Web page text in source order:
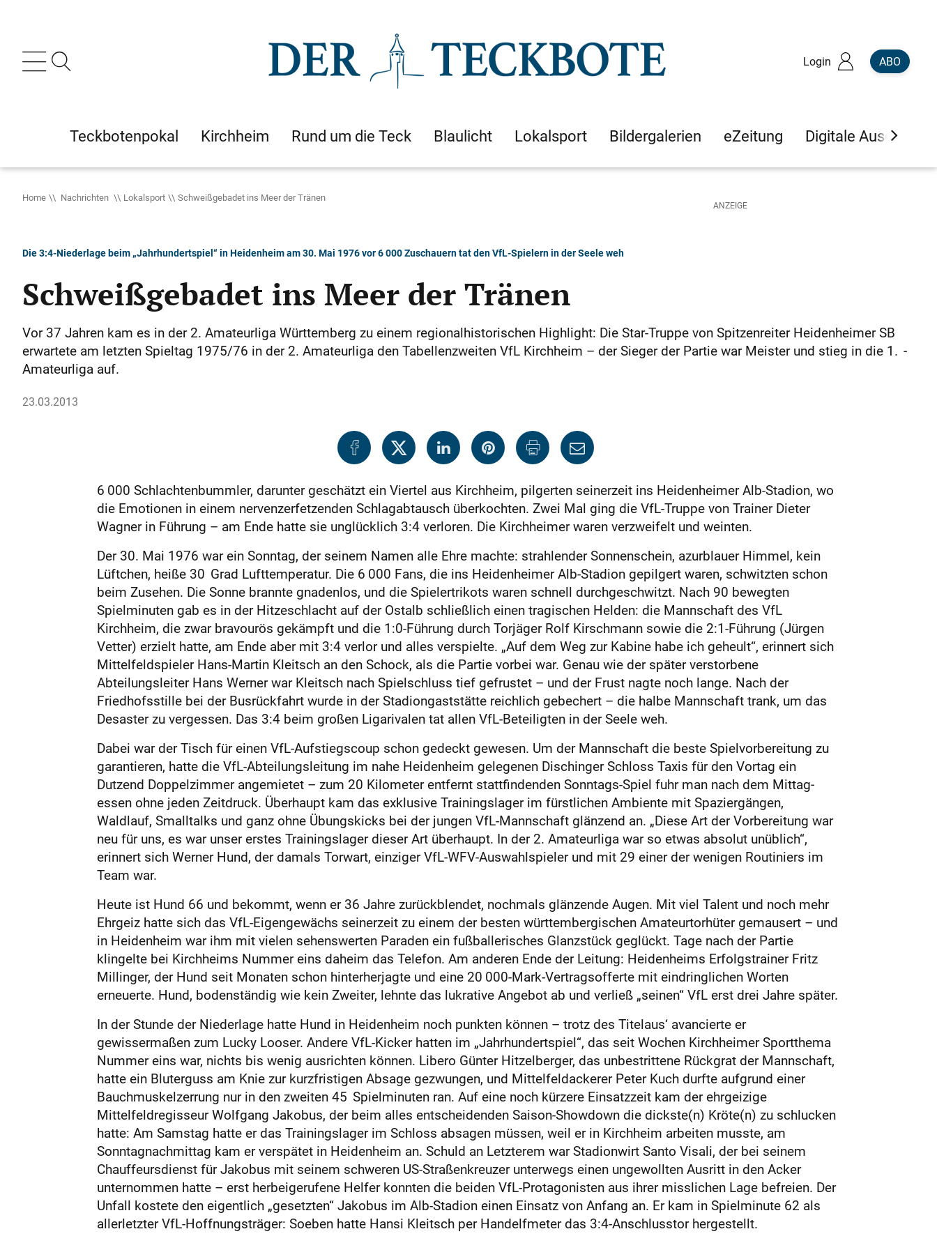
Login ABO
Teckbotenpokal Kirchheim Rund um die Teck Blaulicht Lokalsport Bildergalerien eZeitung Digitale Ausgaben
Home Nachrichten Lokalsport Schweißgebadet ins Meer der Tränen
Die 3:4-Niederlage beim „Jahrhundertspiel“ in Heidenheim am 30. Mai 1976 vor 6 000 Zuschauern tat den VfL-Spielern in der Seele weh
Schweißgebadet ins Meer der Tränen
Vor 37 Jahren kam es in der 2. Amateurliga Württemberg zu einem regionalhistorischen Highlight: Die Star-Truppe von Spitzenreiter Heidenheimer SB
erwartete am letzten Spieltag 1975/76 in der 2. Amateurliga den Tabellenzweiten VfL Kirchheim – der Sieger der Partie war Meister und stieg in die 1. ­
Amateurliga auf.
23.03.2013
6 000 Schlachtenbummler, darunter geschätzt ein Viertel aus Kirchheim, pilgerten seinerzeit ins Heidenheimer Alb-Stadion, wo
die Emotionen in einem nervenzerfetzenden Schlagabtausch überkochten. Zwei Mal ging die VfL-Truppe von Trainer Dieter
Wagner in Führung – am Ende hatte sie unglücklich 3:4 verloren. Die Kirchheimer waren verzweifelt und weinten.
Der 30. Mai 1976 war ein Sonntag, der seinem Namen alle Ehre machte: strahlender Sonnenschein, azurblauer Himmel, kein
Lüftchen, heiße 30 Grad Lufttemperatur. Die 6 000 Fans, die ins Heidenheimer Alb-Stadion gepilgert waren, schwitzten schon
beim Zusehen. Die Sonne brannte gnadenlos, und die Spielertrikots waren schnell durchgeschwitzt. Nach 90 bewegten
Spielminuten gab es in der Hitzeschlacht auf der Ostalb schließlich einen tragischen Helden: die Mannschaft des VfL
Kirchheim, die zwar bravourös gekämpft und die 1:0-Führung durch Torjäger Rolf Kirschmann sowie die 2:1-Führung (Jürgen
Vetter) erzielt hatte, am Ende aber mit 3:4 verlor und alles verspielte. „Auf dem Weg zur Kabine habe ich geheult“, erinnert sich
Mittelfeldspieler Hans-Martin Kleitsch an den Schock, als die Partie vorbei war. Genau wie der später verstorbene
Abteilungsleiter Hans Werner war Kleitsch nach Spielschluss tief gefrustet – und der Frust nagte noch lange. Nach der
Friedhofsstille bei der Busrückfahrt wurde in der Stadiongaststätte reichlich gebechert – die halbe Mannschaft trank, um das
Desaster zu vergessen. Das 3:4 beim großen Ligarivalen tat allen VfL-Beteiligten in der Seele weh.
Dabei war der Tisch für einen VfL-Aufstiegscoup schon gedeckt gewesen. Um der Mannschaft die beste Spielvorbereitung zu
garantieren, hatte die VfL-Abteilungsleitung im nahe Heidenheim gelegenen Dischinger Schloss Taxis für den Vortag ein
Dutzend Doppelzimmer angemietet – zum 20 Kilometer entfernt stattfindenden Sonntags-Spiel fuhr man nach dem Mittag­
essen ohne jeden Zeitdruck. Überhaupt kam das exklusive Trainingslager im fürstlichen Ambiente mit Spaziergängen,
Waldlauf, Smalltalks und ganz ohne Übungskicks bei der jungen VfL-Mannschaft glänzend an. „Diese Art der Vorbereitung war
neu für uns, es war unser erstes Trainingslager dieser Art überhaupt. In der 2. Amateurliga war so etwas absolut unüblich“,
erinnert sich Werner Hund, der damals Torwart, einziger VfL-WFV-Auswahlspieler und mit 29 einer der wenigen Routiniers im
Team war.
Heute ist Hund 66 und bekommt, wenn er 36 Jahre zurückblendet, nochmals glänzende Augen. Mit viel Talent und noch mehr
Ehrgeiz hatte sich das VfL-Eigengewächs seinerzeit zu einem der besten württembergischen Amateurtorhüter gemausert – und
in Heidenheim war ihm mit vielen sehenswerten Paraden ein fußballerisches Glanzstück geglückt. Tage nach der Partie
klingelte bei Kirchheims Nummer eins daheim das Telefon. Am anderen Ende der Leitung: Heidenheims Erfolgstrainer Fritz
Millinger, der Hund seit Monaten schon hinterherjagte und eine 20 000-Mark-Vertragsofferte mit eindringlichen Worten
erneuerte. Hund, bodenständig wie kein Zweiter, lehnte das lukrative Angebot ab und verließ „seinen“ VfL erst drei Jahre später.
In der Stunde der Niederlage hatte Hund in Heidenheim noch punkten können – trotz des Titelaus‘ avancierte er
gewissermaßen zum Lucky Looser. Andere VfL-Kicker hatten im „Jahrhundertspiel“, das seit Wochen Kirchheimer Sportthema
Nummer eins war, nichts bis wenig ausrichten können. Libero Günter Hitzelberger, das unbestrittene Rückgrat der Mannschaft,
hatte ein Bluterguss am Knie zur kurzfristigen Absage gezwungen, und Mittelfeldackerer Peter Kuch durfte aufgrund einer
Bauchmuskelzerrung nur in den zweiten 45 Spielminuten ran. Auf eine noch kürzere Einsatzzeit kam der ehrgeizige
Mittelfeldregisseur Wolfgang Jakobus, der beim alles entscheidenden Saison-Showdown die dickste(n) Kröte(n) zu schlucken
hatte: Am Samstag hatte er das Trainingslager im Schloss absagen müssen, weil er in Kirchheim arbeiten musste, am
Sonntagnachmittag kam er verspätet in Heidenheim an. Schuld an Letzterem war Stadionwirt Santo Visali, der bei seinem
Chauffeursdienst für Jakobus mit seinem schweren US-Straßenkreuzer unterwegs einen ungewollten Ausritt in den Acker
unternommen hatte – erst herbeigerufene Helfer konnten die beiden VfL-Prota­gonisten aus ihrer misslichen Lage befreien. Der
Unfall kostete den eigentlich „gesetzten“ Jakobus im Alb-Stadion einen Einsatz von Anfang an. Er kam in Spielminute 62 als
allerletzter VfL-Hoffnungsträger: Soeben hatte Hansi Kleitsch per Handelfmeter das 3:4-Anschlusstor hergestellt.